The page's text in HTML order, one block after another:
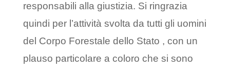
responsabili alla giustizia. Si ringrazia
quindi per l’attività svolta da tutti gli uomini
del Corpo Forestale dello Stato , con un
plauso particolare a coloro che si sono